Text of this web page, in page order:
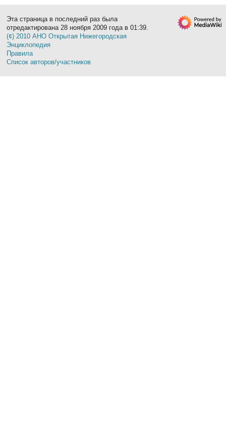
Эта страница в последний раз была
отредактирована 28 ноября 2009 года в 01:39.
(¢) 2010 АНО Открытая Нижегородская
Энциклопедия
Правила
Список авторов/участников